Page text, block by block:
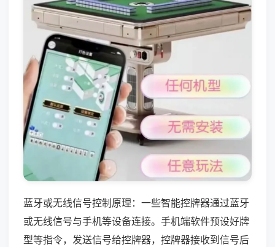
蓝牙或无线信号控制原理：一些智能控牌器通过蓝牙
或无线信号与手机等设备连接。手机端软件预设好牌
型等指令，发送信号给控牌器，控牌器接收到信号后